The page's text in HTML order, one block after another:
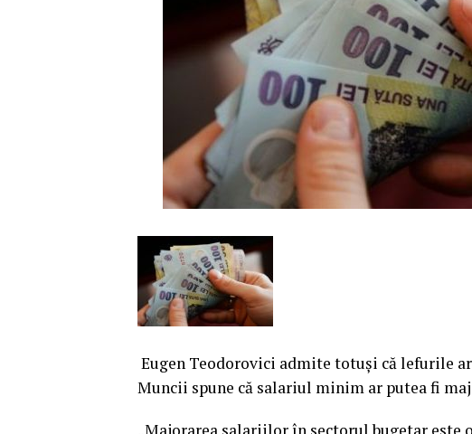
Eugen Teodorovici admite totuşi că lefurile
Muncii spune că salariul minim ar putea fi